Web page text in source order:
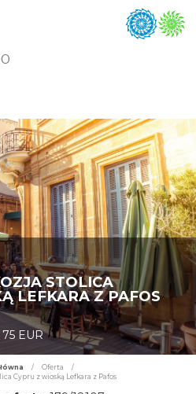
STOLICA
LEFKARA Z PAFOS
EUR
/ Oferta
/
Cypru z wioską Lefkara z Pafos